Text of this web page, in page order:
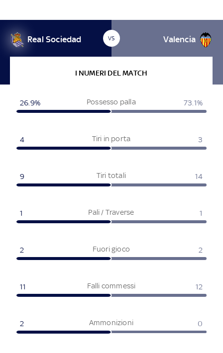
Real Sociedad VS Valencia
I NUMERI DEL MATCH
Possesso palla
26.9% 73.1%
Tiri in porta
4 3
Tiri totali
9 14
Pali / Traverse
1 1
Fuori gioco
2 2
Falli commessi
11 12
Ammonizioni
2 0